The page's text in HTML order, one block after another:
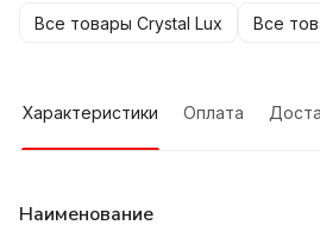
Все товары Crystal Lux Все
Характеристики Оплата
Наименование